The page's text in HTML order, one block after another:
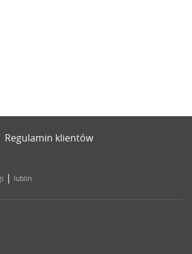
Regulamin klientów
| lublin